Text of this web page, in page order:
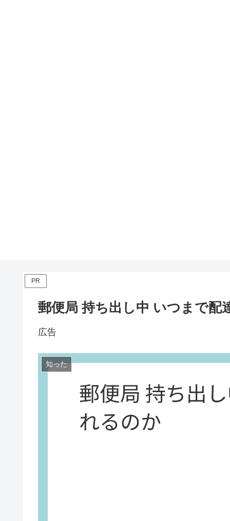
PR
郵便局 持ち出し中 いつまで配
広告
知った